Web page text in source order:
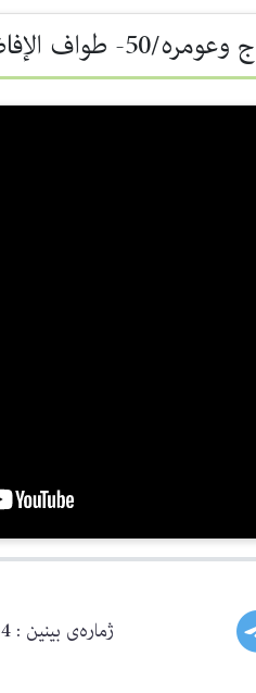
الإفاضة چییە؟
ژمارەی بینین : 134